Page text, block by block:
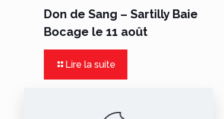
Don de Sang – Sartilly Baie
Bocage le 11 août
Lire la suite